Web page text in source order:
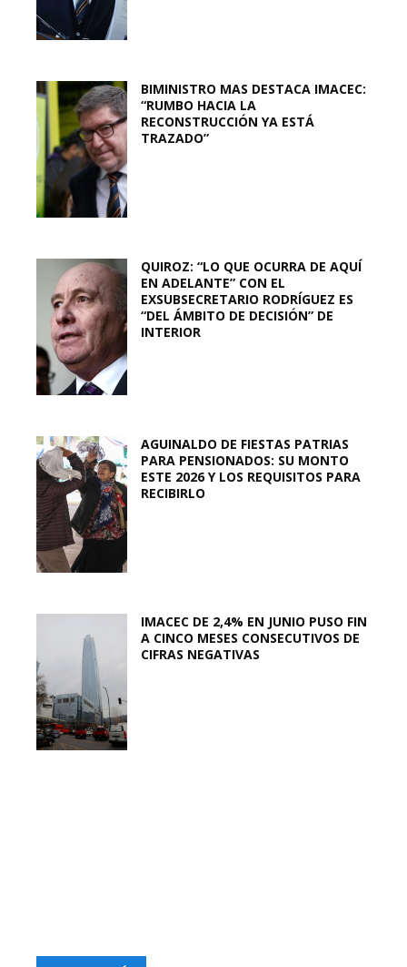
BIMINISTRO MAS DESTACA IMACEC:
“RUMBO HACIA LA
RECONSTRUCCIÓN YA ESTÁ
TRAZADO”
QUIROZ: “LO QUE OCURRA DE AQUÍ
EN ADELANTE” CON EL
EXSUBSECRETARIO RODRÍGUEZ ES
“DEL ÁMBITO DE DECISIÓN” DE
INTERIOR
AGUINALDO DE FIESTAS PATRIAS
PARA PENSIONADOS: SU MONTO
ESTE 2026 Y LOS REQUISITOS PARA
RECIBIRLO
IMACEC DE 2,4% EN JUNIO PUSO FIN
A CINCO MESES CONSECUTIVOS DE
CIFRAS NEGATIVAS